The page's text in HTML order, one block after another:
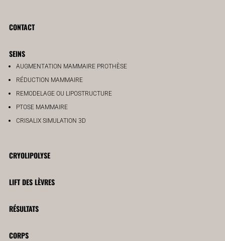
CONTACT
SEINS
AUGMENTATION MAMMAIRE PROTHÈSE
RÉDUCTION MAMMAIRE
REMODELAGE OU LIPOSTRUCTURE
PTOSE MAMMAIRE
CRISALIX SIMULATION 3D
CRYOLIPOLYSE
LIFT DES LÈVRES
RÉSULTATS
CORPS